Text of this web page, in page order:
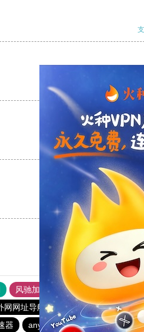
风驰加速器
旋风加速器
网网址导航 软件中心
免费海外
器 anyconnect 银河加速器